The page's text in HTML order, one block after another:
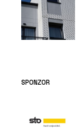
SPONZOR